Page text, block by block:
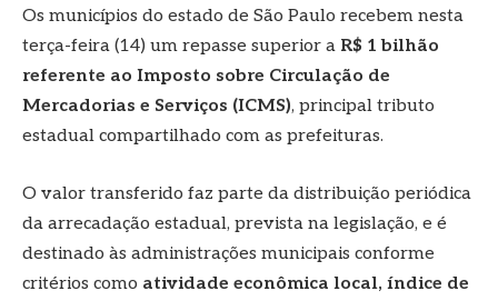
Os municípios do estado de São Paulo recebem nesta
terça-feira (14) um repasse superior a R$ 1 bilhão
referente ao Imposto sobre Circulação de
Mercadorias e Serviços (ICMS), principal tributo
estadual compartilhado com as prefeituras.
O valor transferido faz parte da distribuição periódica
da arrecadação estadual, prevista na legislação, e é
destinado às administrações municipais conforme
critérios como atividade econômica local, índice de